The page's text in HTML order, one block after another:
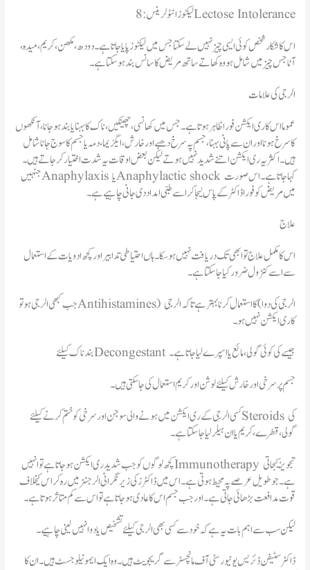
8: لیکٹوز انٹولرینس Lectose Intolerance
اس کا شکار شخص کوئی ایسی چیز نہیں لے سکتا جس میں لیکٹوز پایا جاتا ہے۔دودھ ، مکھن، کریم،میدہ ،
آٹا جس چیز میں شامل ہو وہ کھاتے ساتھ مریض کا سانس بند ہو سکتا ہے۔
الرجی کی علامات
عموما اس کا ری ایکشن فورا ظاہر ہوتا ہے۔جس میں کھانسی، چھینکیں، ناک کا بہنا یا بند ہو جانا، آنکھوں
کا سرخ ہونا اور ان سے پانی بہنا ، جسم پہ سرخ دھبے اور خارش ،ایگزیما، دمہ یا جسم کا سوج جانا شامل
ہیں۔اکثر یہ ری ایکشن اتنے شدید نہیں ہوتے لیکن بعض اوقات یہ شدت اختیار کر جاتے ہیں۔
جنہیں Anaphylaxis یا Anaphylactic shock کہا جاتا ہے۔اس صورت
میں مریض کو فورا ڈاکٹر کے پاس لیجا کر اسے طبی امداد دی جانی چاہیے ہے۔
علاج
اس کا مکمل علاج تو ابھی تک دریافت نہیں ہو سکا۔ہاں احتیاطی تدابیر اور کچھ ادویات کے استعمال
سے اسے کنٹرول ضرور کیا جا سکتا ہے۔
کا ری ایکشن نہیں ہو۔
بند ناک کیلئے Decongestant جیسے کی کوئی گولی، مائع یا اسپرے لیا جاتا ہے۔
جسم پر سرخی اور خارش کیلئے لوشن اور کریم استعمال کی جا سکتی ہیں۔
کسی الرجی کے ری ایکشن میں ہونے والی سوجن اور سرخی کو ختم کرنے کیلئے Steroids کی
گولی، قطرے، کریم یا ان ہیلر لیا جا سکتا ہے۔
ہے۔جو طویل عرصے پہ محیط ہوتی ہے۔اس میں ڈاکٹرز کی زیر نگرانی الرجنز میں رہ کر اس کیخلاف
قوت مدافعت بڑھائی جاتی ہے۔اور جب جسم اس کا عادی ہو جاتا ہے تو اس سے کم متاثر ہوتا ہے۔
لیکن سب سے اہم بات یہ ہے کہ خود سے کسی بھی الرجی کیلئے تشخیص یا دوا نہیں لینی چاہیے۔
ڈاکٹر سٹیفن ڈئریس یونیورسٹی آف مانچسٹر سے گریجویٹ ہیں۔وہ ایک ایمونیلوجسٹ ہیں۔ان کا